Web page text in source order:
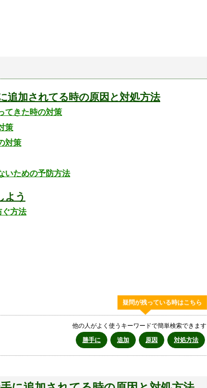
追加されてる時の原因と対処方法
てきた時の対策
策
対策
いための予防方法
よう
ぐ方法
疑問が残っている時はこちら
他の人がよく使うキーワードで簡単検索できます
勝手に
追加 原因 対処方法